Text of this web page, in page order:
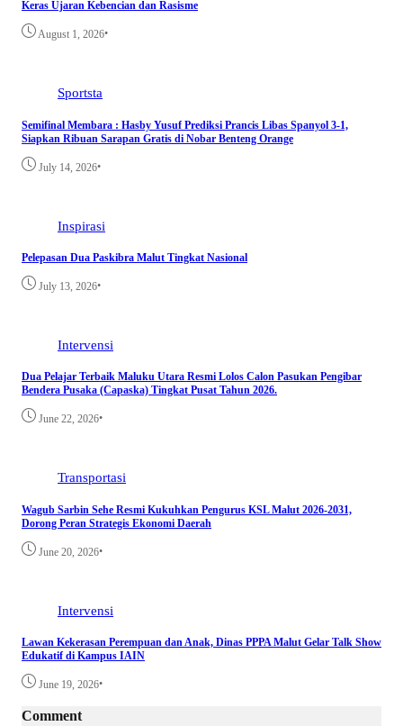
Keras Ujaran Kebencian dan Rasisme
August 1, 2026•
Sportsta
Semifinal Membara : Hasby Yusuf Prediksi Prancis Libas Spanyol 3-1,
Siapkan Ribuan Sarapan Gratis di Nobar Benteng Orange
July 14, 2026•
Inspirasi
Pelepasan Dua Paskibra Malut Tingkat Nasional
July 13, 2026•
Intervensi
Dua Pelajar Terbaik Maluku Utara Resmi Lolos Calon Pasukan Pengibar
Bendera Pusaka (Capaska) Tingkat Pusat Tahun 2026.
June 22, 2026•
Transportasi
Wagub Sarbin Sehe Resmi Kukuhkan Pengurus KSL Malut 2026-2031,
Dorong Peran Strategis Ekonomi Daerah
June 20, 2026•
Intervensi
Lawan Kekerasan Perempuan dan Anak, Dinas PPPA Malut Gelar Talk Show
Edukatif di Kampus IAIN
June 19, 2026•
Comment